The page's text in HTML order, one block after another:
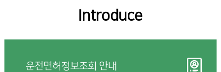
Introduce
운전면허정보조회 안내